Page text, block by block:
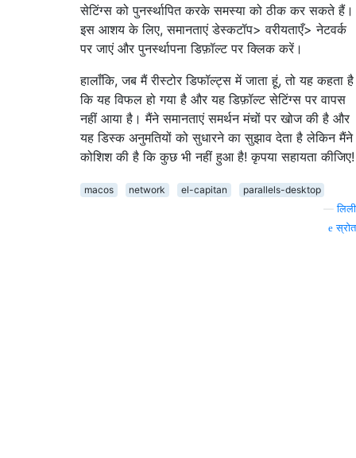
सेटिंग्स को पुनर्स्थापित करके समस्या को ठीक कर सकते हैं।
इस आशय के लिए, समानताएं डेस्कटॉप> वरीयताएँ> नेटवर्क
पर जाएं और पुनर्स्थापना डिफ़ॉल्ट पर क्लिक करें।
हालाँकि, जब मैं रीस्टोर डिफॉल्ट्स में जाता हूं, तो यह कहता है
कि यह विफल हो गया है और यह डिफ़ॉल्ट सेटिंग्स पर वापस
नहीं आया है। मैंने समानताएं समर्थन मंचों पर खोज की है और
यह डिस्क अनुमतियों को सुधारने का सुझाव देता है लेकिन मैंने
कोशिश की है कि कुछ भी नहीं हुआ है! कृपया सहायता कीजिए!
macos network el-capitan
parallels-desktop
—लिली
स्रोत